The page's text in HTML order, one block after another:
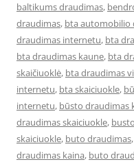
baltikums draudimas,
draudimas, bta automobilio
draudimas internetu, bta
bta draudimas kaune, bta
skaičiuoklė, bta draudimas
internetu, bta skaiciuokle,
internetu, būsto draudimas
draudimas skaiciuokle,
skaiciuokle, buto draudimas,
draudimas kaina, buto